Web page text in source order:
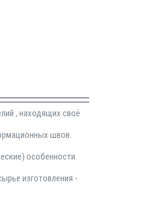
, находящих своё
швов.
особенности
изготовления -